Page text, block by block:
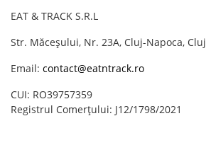
EAT & TRACK S.R.L
Str. Măceșului, Nr. 23A, Cluj-Napoca, Cluj
Email: contact@eatntrack.ro
CUI: RO39757359
Registrul Comerțului: J12/1798/2021